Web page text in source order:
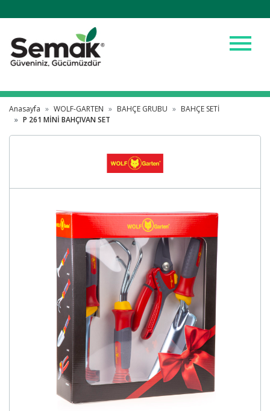
menu
Anasayfa WOLF-GARTEN BAHÇE GRUBU
BAHÇE SETİ
P 261 MİNİ BAHÇIVAN SET